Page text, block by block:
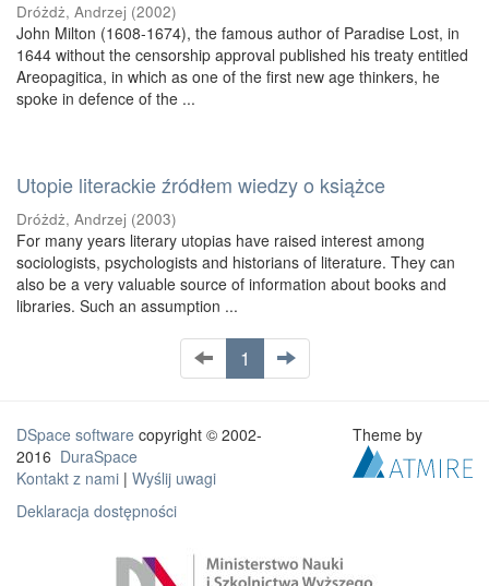
Dróżdż, Andrzej (2002)
John Milton (1608-1674), the famous author of Paradise Lost, in
1644 without the censorship approval published his treaty entitled
Areopagitica, in which as one of the first new age thinkers, he
spoke in defence of the ...
Utopie literackie źródłem wiedzy o książce
Dróżdż, Andrzej (2003)
For many years literary utopias have raised interest among
sociologists, psychologists and historians of literature. They can
also be a very valuable source of information about books and
libraries. Such an assumption ...
1
DSpace software copyright © 2002-
2016 DuraSpace
Kontakt z nami | Wyślij uwagi
Deklaracja dostępności
Theme by